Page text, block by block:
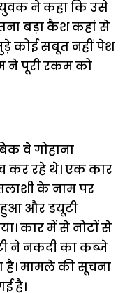
ने कहा कि उसे
बड़ा कैश कहां से
कोई सबूत नहीं पेश
ने पूरी रकम को
वे गोहाना
कर रहे थे। एक कार
के नाम पर
और डयूटी
कार में से नोटों से
ने नकदी का कब्जे
है। मामले की सूचना
है।